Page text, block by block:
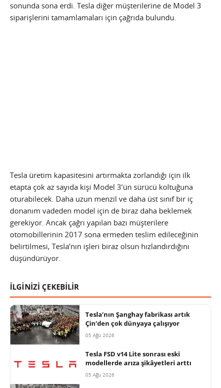
sonunda sona erdi. Tesla diğer müşterilerine de Model 3
siparişlerini tamamlamaları için çağrıda bulundu.
Tesla üretim kapasitesini artırmakta zorlandığı için ilk
etapta çok az sayıda kişi Model 3’ün sürücü koltuğuna
oturabilecek. Daha uzun menzil ve daha üst sınıf bir iç
donanım vadeden model için de biraz daha beklemek
gerekiyor. Ancak çağrı yapılan bazı müşterilere
otomobillerinin 2017 sona ermeden teslim edileceğinin
belirtilmesi, Tesla’nın işleri biraz olsun hızlandırdığını
düşündürüyor.
İLGİNİZİ ÇEKEBİLİR
Tesla’nın Şanghay fabrikası artık
Çin’den çok dünyaya çalışıyor
05 Ağu 2026
Tesla FSD v14 Lite sonrası eski
modellerde arıza şikâyetleri arttı
05 Ağu 2026